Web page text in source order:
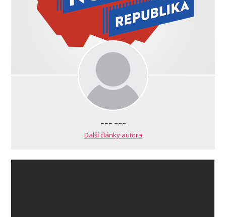
--- ---
Další články autora